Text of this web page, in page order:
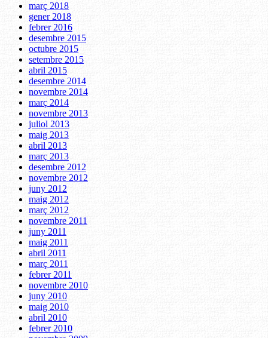
març 2018
gener 2018
febrer 2016
desembre 2015
octubre 2015
setembre 2015
abril 2015
desembre 2014
novembre 2014
març 2014
novembre 2013
juliol 2013
maig 2013
abril 2013
març 2013
desembre 2012
novembre 2012
juny 2012
maig 2012
març 2012
novembre 2011
juny 2011
maig 2011
abril 2011
març 2011
febrer 2011
novembre 2010
juny 2010
maig 2010
abril 2010
febrer 2010